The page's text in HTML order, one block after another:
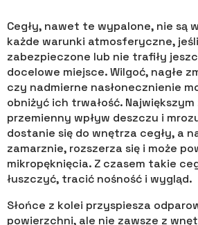
Cegły, nawet te wypalone, nie są
każde warunki atmosferyczne,
zabezpieczone lub nie trafiły
docelowe miejsce. Wilgoć, nagłe
czy nadmierne nasłonecznienie
obniżyć ich trwałość.
przemienny wpływ deszczu i
dostanie się do wnętrza cegły, a
zamarznie, rozszerza się i może
mikropęknięcia. Z czasem takie
łuszczyć, tracić nośność i wygląd.
Słońce z kolei przyspiesza
powierzchni, ale nie zawsze z